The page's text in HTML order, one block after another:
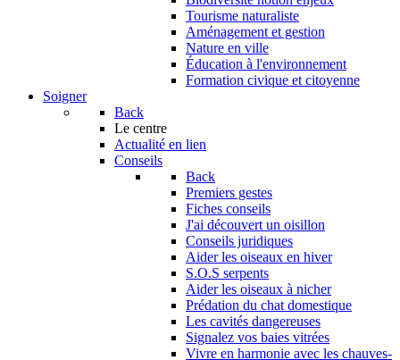
Tourisme naturaliste
Aménagement et gestion
Nature en ville
Éducation à l'environnement
Formation civique et citoyenne
Soigner
Back
Le centre
Actualité en lien
Conseils
Back
Premiers gestes
Fiches conseils
J'ai découvert un oisillon
Conseils juridiques
Aider les oiseaux en hiver
S.O.S serpents
Aider les oiseaux à nicher
Prédation du chat domestique
Les cavités dangereuses
Signalez vos baies vitrées
Vivre en harmonie avec les chauves-